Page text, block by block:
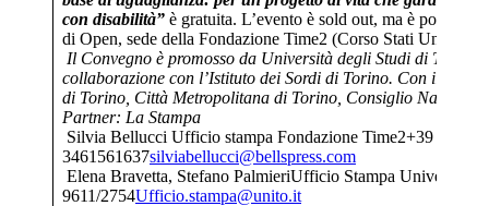
con disabilità” è gratuita. L’evento è sold out, ma è
di Open, sede della Fondazione Time2 (Corso Stati Uniti 62/
Il Convegno è promosso da Università degli Studi di Torino
collaborazione con l’Istituto dei Sordi di Torino. Con il
di Torino, Città Metropolitana di Torino, Consiglio
Partner: La Stampa
Silvia Bellucci Ufficio stampa Fondazione Time2+39
3461561637silviabellucci@bellspress.com
Elena Bravetta, Stefano PalmieriUfficio Stampa Università
9611/2754Ufficio.stampa@unito.it